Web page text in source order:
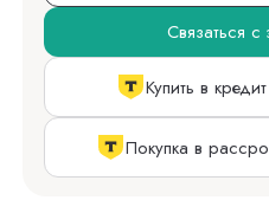
Связаться с
Купить в
Покупка в